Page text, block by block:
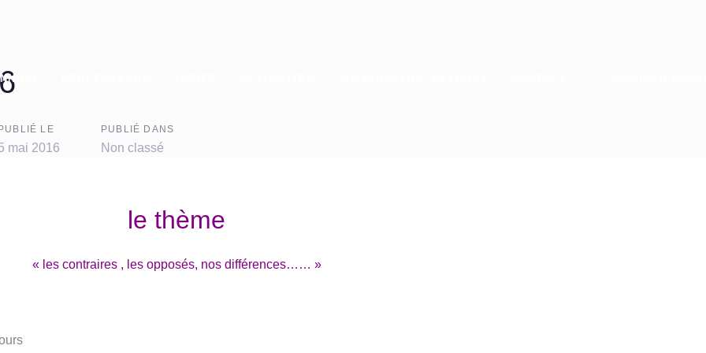
PUBLIÉ LE
mai 2016
PUBLIÉ DANS
Non classé
le thème
« les contraires , les opposés, nos différences…… »